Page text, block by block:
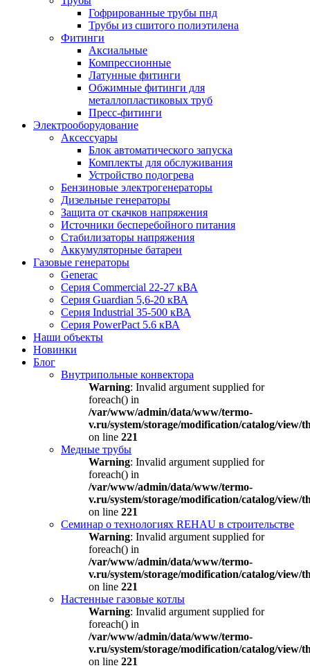
Гофрированные трубы пнд
Трубы из сшитого полиэтилена
Фитинги
Аксиальные
Компрессионные
Латунные фитинги
Обжимные фитинги для
металлопластиковых труб
Пресс-фитинги
Электрооборудование
Аксессуары
Блок автоматического запуска
Комплекты для обслуживания
Устройство подогрева
Бензиновые электрогенераторы
Дизельные генераторы
Защита от скачков напряжения
Источники бесперебойного питания
Стабилизаторы напряжения
Аккумуляторные батареи
Газовые генераторы
Generac
Серия Commercial 22-27 кВА
Серия Guardian 5,6-20 кВА
Серия Industrial 35-500 кВА
Серия PowerPact 5.6 кВА
Наши объекты
Новинки
Блог
Внутрипольные конвектора
Warning: Invalid argument supplied for
foreach() in
/var/www/admin/data/www/termo-
v.ru/system/storage/modification/catalog/view/
on line 221
Медные трубы
Warning: Invalid argument supplied for
foreach() in
/var/www/admin/data/www/termo-
v.ru/system/storage/modification/catalog/view/
on line 221
Семинар о технологиях REHAU в строительстве
Warning: Invalid argument supplied for
foreach() in
/var/www/admin/data/www/termo-
v.ru/system/storage/modification/catalog/view/
on line 221
Настенные газовые котлы
Warning: Invalid argument supplied for
foreach() in
/var/www/admin/data/www/termo-
v.ru/system/storage/modification/catalog/view/
on line 221